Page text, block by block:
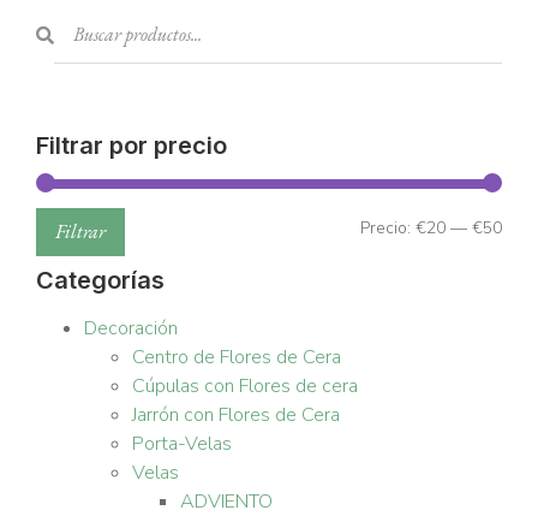
Filtrar por precio
Filtrar Precio: €20 — €50
Categorías
Decoración
Centro de Flores de Cera
Cúpulas con Flores de cera
Jarrón con Flores de Cera
Porta-Velas
Velas
ADVIENTO